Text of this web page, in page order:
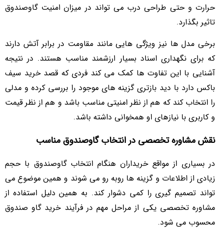
حرارت و حتی طراحی درب می تواند در میزان امنیت گاوصندوق
تاثیر بگذارد.
برخی مدل ها نیز ویژگی هایی مانند مقاومت در برابر آتش دارند
که برای نگهداری اسناد بسیار ارزشمند مناسب هستند. در نتیجه
آشنایی با این تفاوت ها کمک می کند فردی که قصد خرید سیف
باکس دارد با دید بازتری گزینه های موجود را بررسی کرده و مدلی
را انتخاب کند که هم از نظر امنیتی مناسب باشد و هم از نظر قیمت
و کاربری با نیازهای او همخوانی داشته باشد.
نقش مشاوره تخصصی در انتخاب گاوصندوق مناسب
در بسیاری از مواقع خریداران هنگام انتخاب گاوصندوق با حجم
زیادی از اطلاعات و گزینه ها روبه رو می شوند و همین موضوع می
تواند تصمیم گیری را کمی دشوار کند. به همین دلیل استفاده از
مشاوره تخصصی یکی از مراحل مهم در فرآیند خرید گاو صندوق
محسوب می شود.